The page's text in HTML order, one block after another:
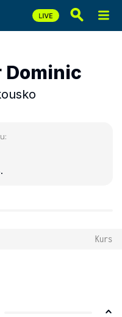
Dominic
Kurs